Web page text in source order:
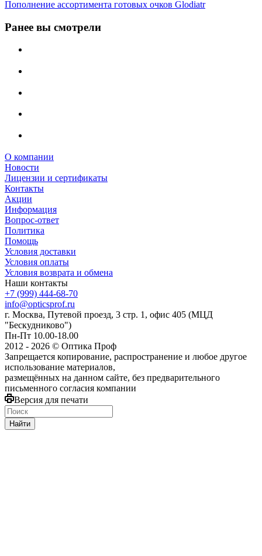
Пополнение ассортимента готовых очков Glodiatr
Ранее вы смотрели
О компании
Новости
Лицензии и сертификаты
Контакты
Акции
Информация
Вопрос-ответ
Политика
Помощь
Условия доставки
Условия оплаты
Условия возврата и обмена
Наши контакты
+7 (999) 444-68-70
info@opticsprof.ru
г. Москва, Путевой проезд, 3 стр. 1, офис 405 (МЦД
"Бескудниково")
Пн-Пт 10.00-18.00
2012 - 2026 © Оптика Проф
Запрещается копирование, распространение и любое другое
использование материалов,
размещённых на данном сайте, без предварительного
письменного согласия компании
Версия для печати
Найти